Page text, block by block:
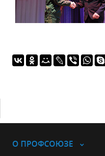
О ПРОФСОЮЗЕ